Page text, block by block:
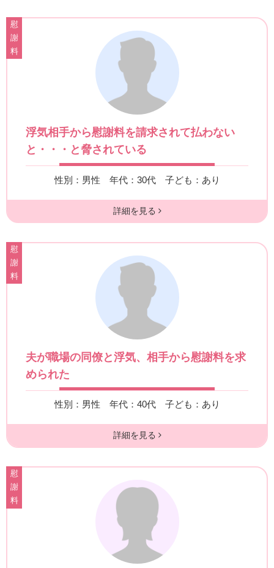
慰
謝
料
浮気相手から慰謝料を請求されて払わない
と・・・と脅されている
性別：男性 年代：30代 子ども：あり
詳細を見る
慰
謝
料
夫が職場の同僚と浮気、相手から慰謝料を求
められた
性別：男性 年代：40代 子ども：あり
詳細を見る
慰
謝
料